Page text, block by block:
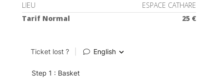
LIEU
ESPACE CATHARE
Tarif Normal
25 €